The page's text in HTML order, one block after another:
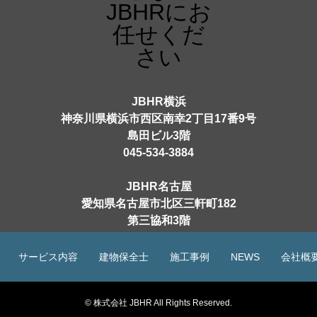
JBHR横浜
神奈川県横浜市西区南幸2丁目17番9号
島田ビル3階
045-534-3884
JBHR名古屋
愛知県名古屋市北区三軒町182
第三協和3階
サービス内容 建物保全士 施工事例 NEWS 会社概
© 株式会社 JBHR All Rights Reserved.